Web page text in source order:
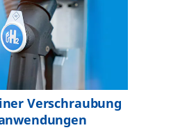
Verschraubung